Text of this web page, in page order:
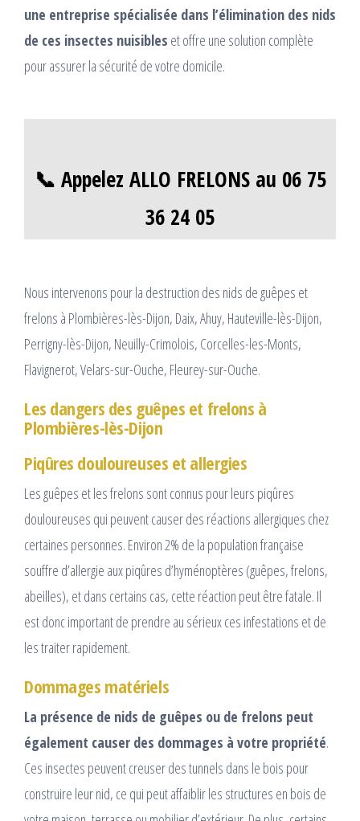
une entreprise spécialisée dans l’élimination des nids
de ces insectes nuisibles et offre une solution complète
pour assurer la sécurité de votre domicile.
📞 Appelez ALLO FRELONS au 06 75
36 24 05
Nous intervenons pour la destruction des nids de guêpes et
frelons à Plombières-lès-Dijon, Daix, Ahuy, Hauteville-lès-Dijon,
Perrigny-lès-Dijon, Neuilly-Crimolois, Corcelles-les-Monts,
Flavignerot, Velars-sur-Ouche, Fleurey-sur-Ouche.
Les dangers des guêpes et frelons à
Plombières-lès-Dijon
Piqûres douloureuses et allergies
Les guêpes et les frelons sont connus pour leurs piqûres
douloureuses qui peuvent causer des réactions allergiques chez
certaines personnes. Environ 2% de la population française
souffre d’allergie aux piqûres d’hyménoptères (guêpes, frelons,
abeilles), et dans certains cas, cette réaction peut être fatale. Il
est donc important de prendre au sérieux ces infestations et de
les traiter rapidement.
Dommages matériels
La présence de nids de guêpes ou de frelons peut
également causer des dommages à votre propriété.
Ces insectes peuvent creuser des tunnels dans le bois pour
construire leur nid, ce qui peut affaiblir les structures en bois de